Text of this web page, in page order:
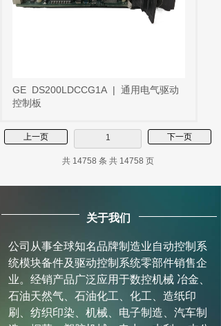
GE DS200LDCCG1A | 通用电气驱动
控制板
上一页 1 下一页
共 14758 条 共 14758 页
关于我们
公司从事全球知名品牌制造业自动控制系
统模块备件及驱动控制系统零部件销售企
业。经销产品广泛应用于数控机械 冶金、
石油天然气、石油化工、化工、造纸印
刷、纺织印染、机械、电子制造、汽车制